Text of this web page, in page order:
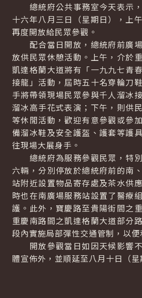
總統府公共事務室今天表示，
十六年八月三日（星期日），上
再度開放給民眾參觀。
配合當日開放，總統府前廣場
放供民眾休憩活動。上午，介於
凱達格蘭大道將有「一九九七青
接龍」活動，屆時五十名穿輪刀
手將帶領現場民眾參與千人溜冰
溜冰高手花式表演；下午，則供
等休閒活動，歡迎有意參觀或參
備溜冰鞋及安全護盔、護套等護
往現場大展身手。
總統府為服務參觀民眾，特別
六輛，分別停放於總統府前的南
站附近設置物品寄存處及茶水供
時也在南廣場服務站設置了醫療
護。此外，寶慶路至貴陽街間之
重慶南路間之凱達格蘭大道部分
段內實施局部彈性交通管制，以便
開放參觀當日如因天候影響不
體宣佈外，並順延至八月十日（星